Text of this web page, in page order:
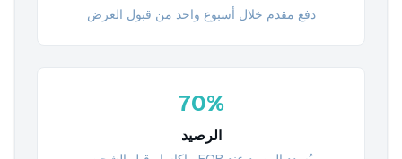
دفع مقدم خلال أسبوع واحد من قبول العرض
70%
الرصيد